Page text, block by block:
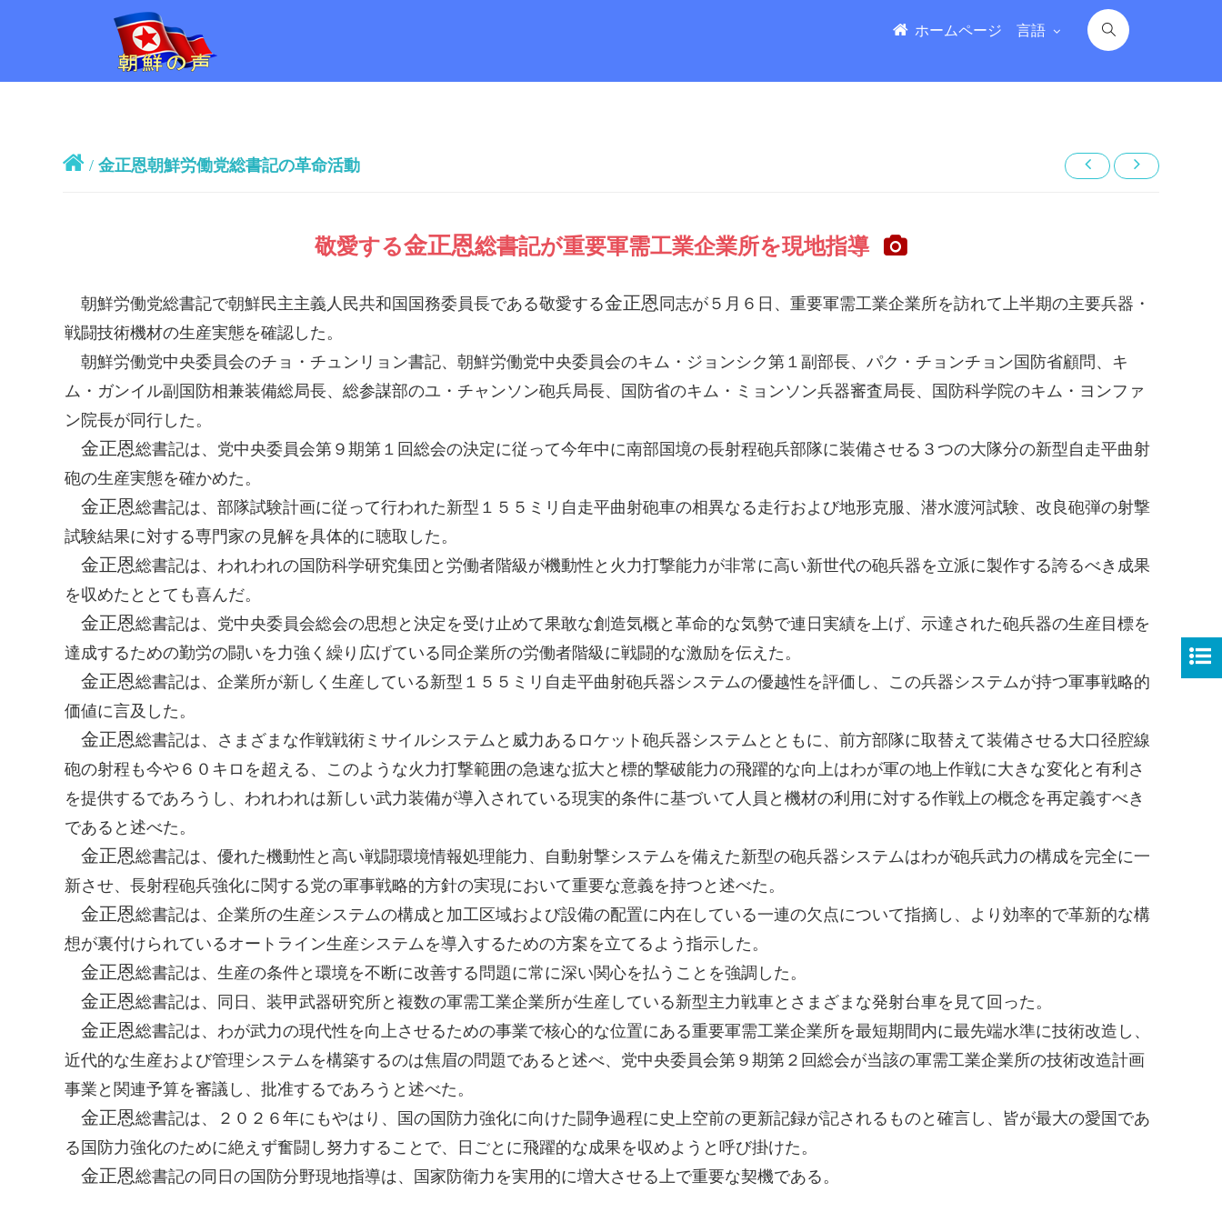
ホームページ 言語
/ 金正恩朝鮮労働党総書記の革命活動
敬愛する金正恩総書記が重要軍需工業企業所を現地指導
朝鮮労働党総書記で朝鮮民主主義人民共和国 国務委員長である敬愛する金正恩 同志が５月６日、重要軍需工業企業所を訪れて上半期の主要兵器・
戦闘技術機材の生産実態を確認した。
朝鮮労働党中央委員会のチョ・チュンリョン書記、朝鮮労働党中央委員会のキム・ジョンシク第１副部長、パク・チョンチョン国防省顧問、キ
ム・ガンイル副国防相兼装備総局長、総参謀部のユ・チャンソン砲兵局長、国防省のキム・ミョンソン兵器審査局長、国防科学院のキム・ヨンファ
ン院長が同行した。
金正恩総書記は、党中央委員会第９期第１回総会の決定に従って今年中に南部国境の長射程砲兵部隊に装備させる３つの大隊分の新型自走平曲射
砲の生産実態を確かめた。
金正恩総書記は、部隊試験計画に従って行われた新型１５５ミリ自走平曲射砲車の相異なる走行および地形克服、潜水渡河試験、改良砲弾の射撃
試験結果に対する専門家の見解を具体的に聴取した。
金正恩総書記は、われわれの国防科学研究集団と労働者階級が機動性と火力打撃能力が非常に高い新世代の砲兵器を立派に製作する誇るべき成果
を収めたととても喜んだ。
金正恩総書記は、党中央委員会総会の思想と決定を受け止めて果敢な創造気概と革命的な気勢で連日実績を上げ、示達された砲兵器の生産目標を
達成するための勤労の闘いを力強く繰り広げている同企業所の労働者階級に戦闘的な激励を伝えた。
金正恩総書記は、企業所が新しく生産している新型１５５ミリ自走平曲射砲兵器システムの優越性を評価し、この兵器システムが持つ軍事戦略的
価値に言及した。
金正恩総書記は、さまざまな作戦戦術ミサイルシステムと威力あるロケット砲兵器システムとともに、前方部隊に取替えて装備させる大口径腔線
砲の射程も今や６０キロを超える、このような火力打撃範囲の急速な拡大と標的撃破能力の飛躍的な向上はわが軍の地上作戦に大きな変化と有利さ
を提供するであろうし、われわれは新しい武力装備が導入されている現実的条件に基づいて人員と機材の利用に対する作戦上の概念を再定義すべき
であると述べた。
金正恩総書記は、優れた機動性と高い戦闘環境情報処理能力、自動射撃システムを備えた新型の砲兵器システムはわが砲兵武力の構成を完全に一
新させ、長射程砲兵強化に関する党の軍事戦略的方針の実現において重要な意義を持つと述べた。
金正恩総書記は、企業所の生産システムの構成と加工区域および設備の配置に内在している一連の欠点について指摘し、より効率的で革新的な構
想が裏付けられているオートライン生産システムを導入するための方案を立てるよう指示した。
金正恩総書記は、生産の条件と環境を不断に改善する問題に常に深い関心を払うことを強調した。
金正恩総書記は、同日、装甲武器研究所と複数の軍需工業企業所が生産している新型主力戦車とさまざまな発射台車を見て回った。
金正恩総書記は、わが武力の現代性を向上させるための事業で核心的な位置にある重要軍需工業企業所を最短期間内に最先端水準に技術改造し、
近代的な生産および管理システムを構築するのは焦眉の問題であると述べ、党中央委員会第９期第２回総会が当該の軍需工業企業所の技術改造計画
事業と関連予算を審議し、批准するであろうと述べた。
金正恩総書記は、２０２６年にもやはり、国の国防力強化に向けた闘争過程に史上空前の更新記録が記されるものと確言し、皆が最大の愛国であ
る国防力強化のために絶えず奮闘し努力することで、日ごとに飛躍的な成果を収めようと呼び掛けた。
金正恩総書記の同日の国防分野現地指導は、国家防衛力を実用的に増大させる上で重要な契機である。